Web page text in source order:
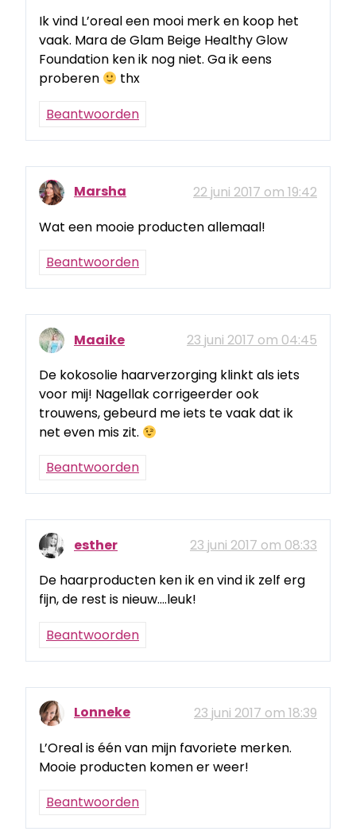
Ik vind L’oreal een mooi merk en koop het
vaak. Mara de Glam Beige Healthy Glow
Foundation ken ik nog niet. Ga ik eens
proberen
thx
Beantwoorden
Marsha
22 juni 2017 om 19:42
Wat een mooie producten allemaal!
Beantwoorden
Maaike
23 juni 2017 om 04:45
De kokosolie haarverzorging klinkt als iets
voor mij! Nagellak corrigeerder ook
trouwens, gebeurd me iets te vaak dat ik
net even mis zit.
Beantwoorden
esther
23 juni 2017 om 08:33
De haarproducten ken ik en vind ik zelf erg
fijn, de rest is nieuw….leuk!
Beantwoorden
Lonneke
23 juni 2017 om 18:39
L’Oreal is één van mijn favoriete merken.
Mooie producten komen er weer!
Beantwoorden